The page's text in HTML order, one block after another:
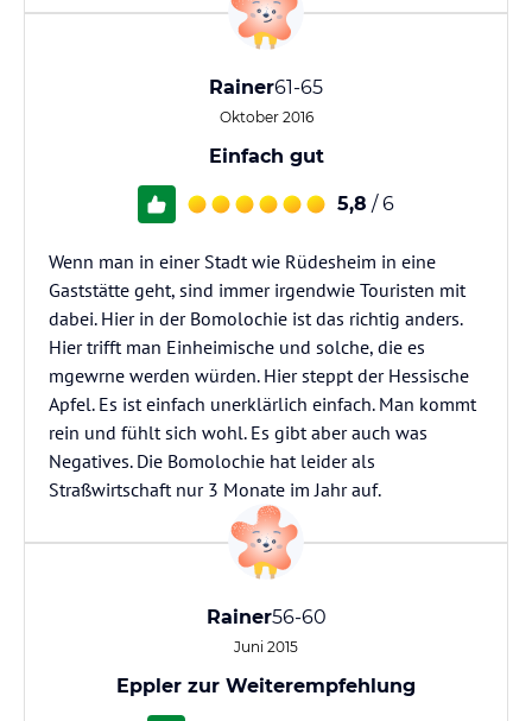
Rainer61-65
Oktober 2016
Einfach gut
5,8 / 6
Wenn man in einer Stadt wie Rüdesheim in eine
Gaststätte geht, sind immer irgendwie Touristen mit
dabei. Hier in der Bomolochie ist das richtig anders.
Hier trifft man Einheimische und solche, die es
mgewrne werden würden. Hier steppt der Hessische
Apfel. Es ist einfach unerklärlich einfach. Man kommt
rein und fühlt sich wohl. Es gibt aber auch was
Negatives. Die Bomolochie hat leider als
Straßwirtschaft nur 3 Monate im Jahr auf.
Rainer56-60
Juni 2015
Eppler zur Weiterempfehlung